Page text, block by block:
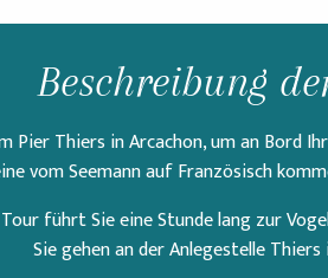
Beschreibung
Pier Thiers in Arcachon, um an Bord
vom Seemann auf Französisch
führt Sie eine Stunde lang zur
Sie gehen an der Anlegestelle